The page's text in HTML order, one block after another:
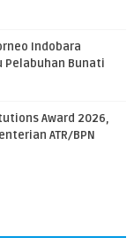
Indobara
Pelabuhan Bunati
Award 2026,
ATR/BPN